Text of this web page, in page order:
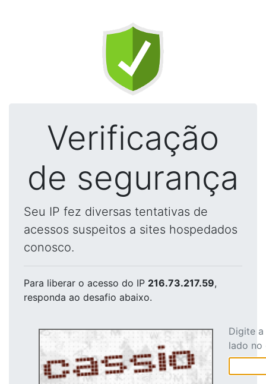
Verificação
de segurança
Seu IP fez diversas tentativas de
acessos suspeitos a sites hospedados
conosco.
Para liberar o acesso do IP 216.73.217.59,
responda ao desafio abaixo.
Digite
lado no